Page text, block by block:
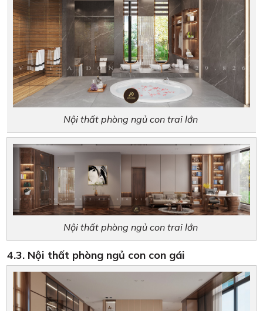
Nội thất phòng ngủ con trai lớn
Nội thất phòng ngủ con trai lớn
4.3. Nội thất phòng ngủ con con gái